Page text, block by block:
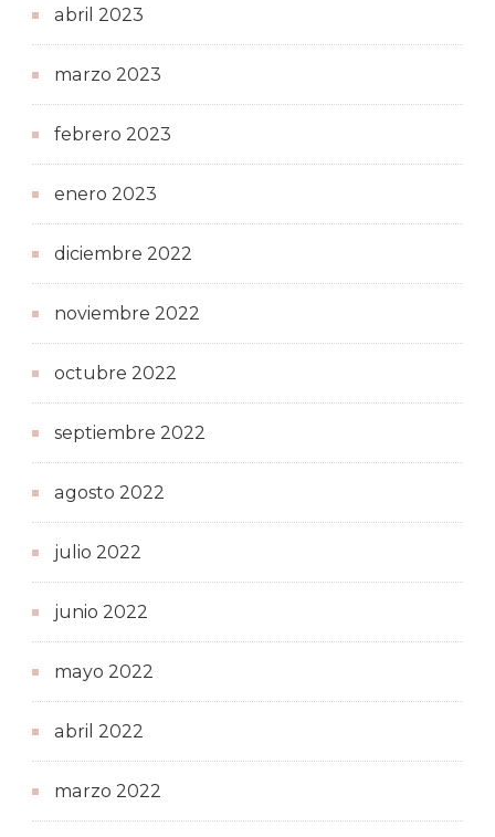
abril 2023
marzo 2023
febrero 2023
enero 2023
diciembre 2022
noviembre 2022
octubre 2022
septiembre 2022
agosto 2022
julio 2022
junio 2022
mayo 2022
abril 2022
marzo 2022